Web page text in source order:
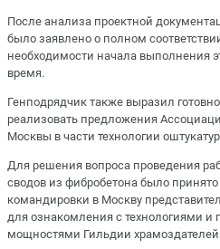
После анализа проектной
было заявлено о полном
необходимости начала выполнения
время.
Генподрядчик также выразил
реализовать предложения
Москвы в части технологии
Для решения вопроса проведения
сводов из фибробетона было
командировки в Москву
для ознакомления с технологиями и
мощностями Гильдии